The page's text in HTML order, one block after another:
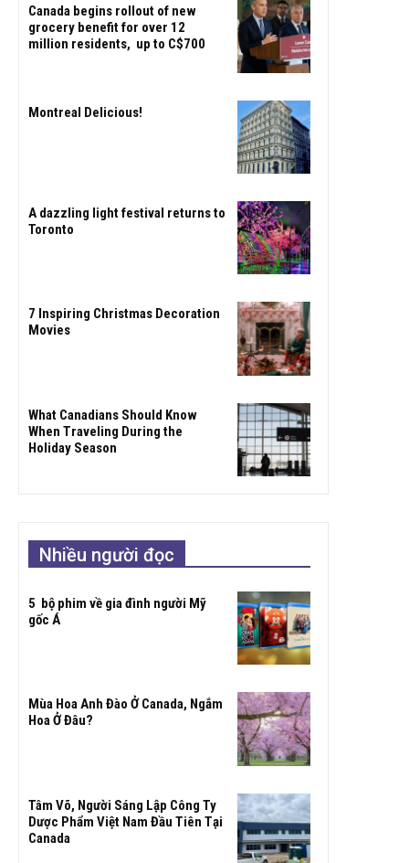
Canada begins rollout of new
grocery benefit for over 12
million residents, up to C$700
Montreal Delicious!
A dazzling light festival returns to
Toronto
7 Inspiring Christmas Decoration
Movies
What Canadians Should Know
When Traveling During the
Holiday Season
Nhiều người đọc
5 bộ phim về gia đình người Mỹ
gốc Á
Mùa Hoa Anh Đào Ở Canada, Ngắm
Hoa Ở Đâu?
Tâm Võ, Người Sáng Lập Công Ty
Dược Phẩm Việt Nam Đầu Tiên Tại
Canada